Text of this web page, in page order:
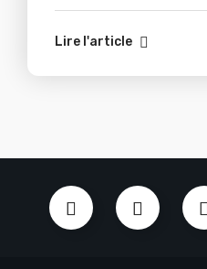
ses réseaux sociaux.
permettront de
Lire l'article